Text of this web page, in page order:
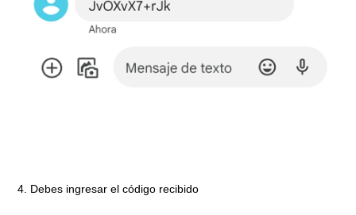
4. Debes ingresar el código recibido